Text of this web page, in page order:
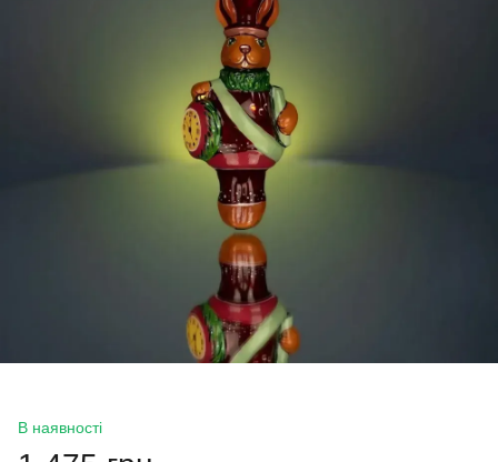
В наявності